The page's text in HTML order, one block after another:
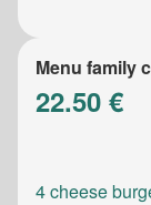
Menu family
22.50 €
4 cheese